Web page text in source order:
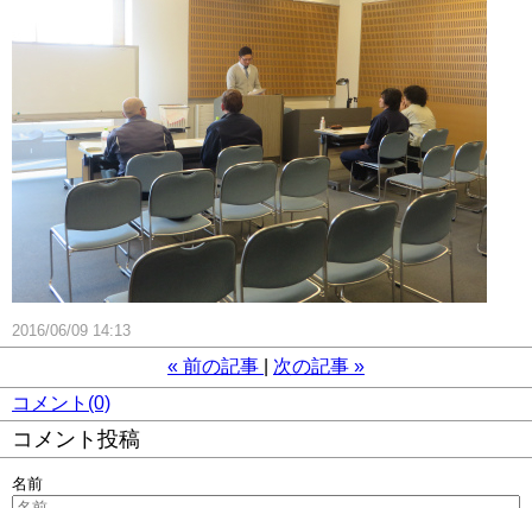
2016/06/09 14:13
« 前の記事 次の記事 »
コメント(0)
コメント投稿
名前